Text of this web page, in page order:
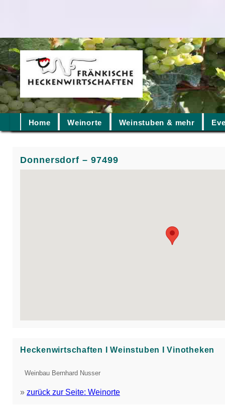
Home Weinorte Weinstuben & mehr
Donnersdorf – 97499
Heckenwirtschaften Ι Weinstuben Ι Vinotheken
Weinbau Bernhard Nusser
» zurück zur Seite: Weinorte